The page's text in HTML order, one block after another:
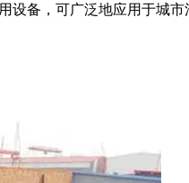
备，可广泛地应用于城市